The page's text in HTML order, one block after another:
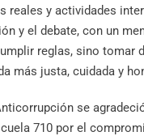
reales y actividades
y el debate, con un
reglas, sino tomar
más justa, cuidada y
se
710 por el